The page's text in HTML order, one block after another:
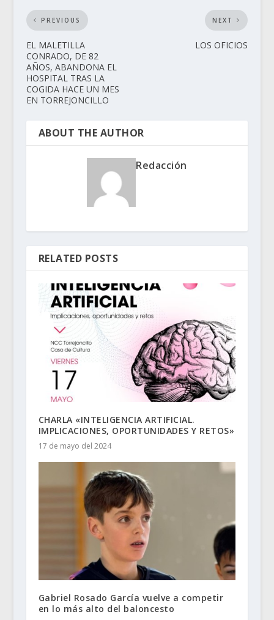
PREVIOUS
EL MALETILLA
CONRADO, DE 82
AÑOS, ABANDONA EL
HOSPITAL TRAS LA
COGIDA HACE UN MES
EN TORREJONCILLO
NEXT
LOS OFICIOS
ABOUT THE AUTHOR
Redacción
RELATED POSTS
CHARLA «INTELIGENCIA ARTIFICIAL.
IMPLICACIONES, OPORTUNIDADES Y RETOS»
17 de mayo del 2024
Gabriel Rosado García vuelve a competir
en lo más alto del baloncesto